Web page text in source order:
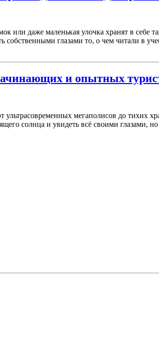
или даже маленькая улочка хранят в
глазами то, о чем читали в
и опытных
мегаполисов до тихих
солнца и увидеть всё своими глазами, но